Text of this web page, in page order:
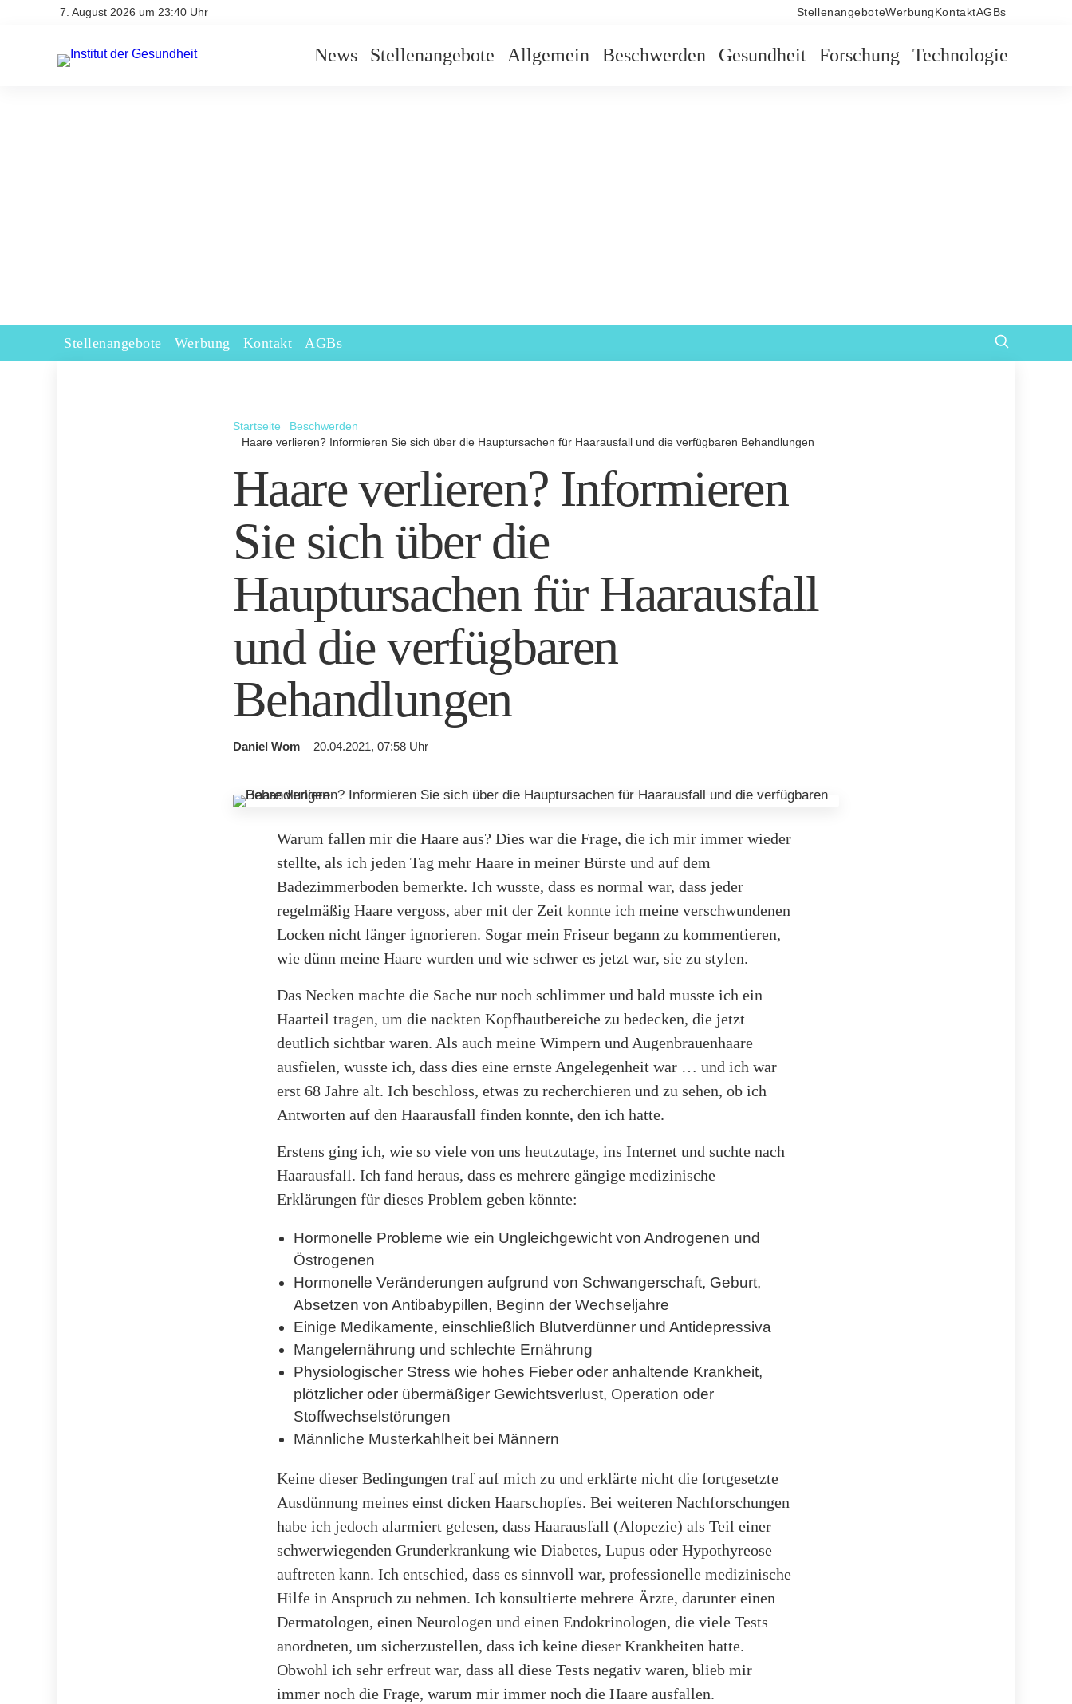
7. August 2026 um 23:40 Uhr StellenangeboteWerbung KontaktAGBs
News Stellenangebote Allgemein Beschwerden Gesundheit Forschung Technologie
Stellenangebote Werbung Kontakt AGBs
Startseite
Beschwerden
Haare verlieren? Informieren Sie sich über die Hauptursachen für Haarausfall und die verfügbaren Behandlungen
Haare verlieren? Informieren
Sie sich über die
Hauptursachen für Haarausfall
und die verfügbaren
Behandlungen
Daniel Wom 20.04.2021, 07:58 Uhr
Warum fallen mir die Haare aus? Dies war die Frage, die ich mir immer wieder
stellte, als ich jeden Tag mehr Haare in meiner Bürste und auf dem
Badezimmerboden bemerkte. Ich wusste, dass es normal war, dass jeder
regelmäßig Haare vergoss, aber mit der Zeit konnte ich meine verschwundenen
Locken nicht länger ignorieren. Sogar mein Friseur begann zu kommentieren,
wie dünn meine Haare wurden und wie schwer es jetzt war, sie zu stylen.
Das Necken machte die Sache nur noch schlimmer und bald musste ich ein
Haarteil tragen, um die nackten Kopfhautbereiche zu bedecken, die jetzt
deutlich sichtbar waren. Als auch meine Wimpern und Augenbrauenhaare
ausfielen, wusste ich, dass dies eine ernste Angelegenheit war … und ich war
erst 68 Jahre alt. Ich beschloss, etwas zu recherchieren und zu sehen, ob ich
Antworten auf den Haarausfall finden konnte, den ich hatte.
Erstens ging ich, wie so viele von uns heutzutage, ins Internet und suchte nach
Haarausfall. Ich fand heraus, dass es mehrere gängige medizinische
Erklärungen für dieses Problem geben könnte:
Hormonelle Probleme wie ein Ungleichgewicht von Androgenen und
Östrogenen
Hormonelle Veränderungen aufgrund von Schwangerschaft, Geburt,
Absetzen von Antibabypillen, Beginn der Wechseljahre
Einige Medikamente, einschließlich Blutverdünner und Antidepressiva
Mangelernährung und schlechte Ernährung
Physiologischer Stress wie hohes Fieber oder anhaltende Krankheit,
plötzlicher oder übermäßiger Gewichtsverlust, Operation oder
Stoffwechselstörungen
Männliche Musterkahlheit bei Männern
Keine dieser Bedingungen traf auf mich zu und erklärte nicht die fortgesetzte
Ausdünnung meines einst dicken Haarschopfes. Bei weiteren Nachforschungen
habe ich jedoch alarmiert gelesen, dass Haarausfall (Alopezie) als Teil einer
schwerwiegenden Grunderkrankung wie Diabetes, Lupus oder Hypothyreose
auftreten kann. Ich entschied, dass es sinnvoll war, professionelle medizinische
Hilfe in Anspruch zu nehmen. Ich konsultierte mehrere Ärzte, darunter einen
Dermatologen, einen Neurologen und einen Endokrinologen, die viele Tests
anordneten, um sicherzustellen, dass ich keine dieser Krankheiten hatte.
Obwohl ich sehr erfreut war, dass all diese Tests negativ waren, blieb mir
immer noch die Frage, warum mir immer noch die Haare ausfallen.